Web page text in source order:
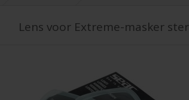
Lens voor Extreme-masker